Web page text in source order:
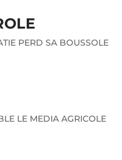
PERD SA BOUSSOLE
LE MEDIA AGRICOLE